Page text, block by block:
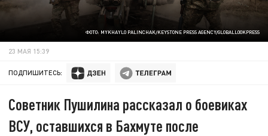
ФОТО: MYKHAYLO PALINCHAK/KEYSTONE PRESS AGENCY/GLOBALLOOKPRESS
23 МАЯ 15:39
ПОДПИШИТЕСЬ:
Советник Пушилина рассказал о боевиках
ВСУ, оставшихся в Бахмуте после